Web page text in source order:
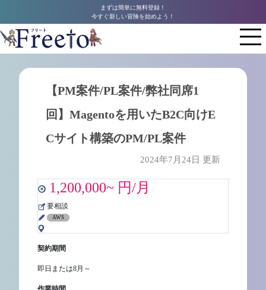
まずは簡単に無料登録！
今すぐ新しい冒険を始めよう！
【PM案件/PL案件/弊社同席1
回】Magentoを用いたB2C向けE
Cサイト構築のPM/PL案件
2024年7月24日 更新
1,200,000~ 円/月
要相談
AWS
契約期間
即日または8月～